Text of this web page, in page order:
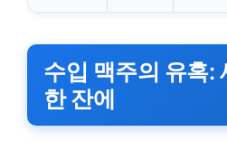
수입 맥주의 유혹:
한 잔에